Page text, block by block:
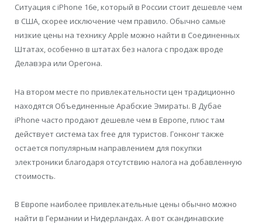
Ситуация с iPhone 16e, который в России стоит дешевле чем
в США, скорее исключение чем правило. Обычно самые
низкие цены на технику Apple можно найти в Соединенных
Штатах, особенно в штатах без налога с продаж вроде
Делавэра или Орегона.
На втором месте по привлекательности цен традиционно
находятся Объединенные Арабские Эмираты. В Дубае
iPhone часто продают дешевле чем в Европе, плюс там
действует система tax free для туристов. Гонконг также
остается популярным направлением для покупки
электроники благодаря отсутствию налога на добавленную
стоимость.
В Европе наиболее привлекательные цены обычно можно
найти в Германии и Нидерландах. А вот скандинавские